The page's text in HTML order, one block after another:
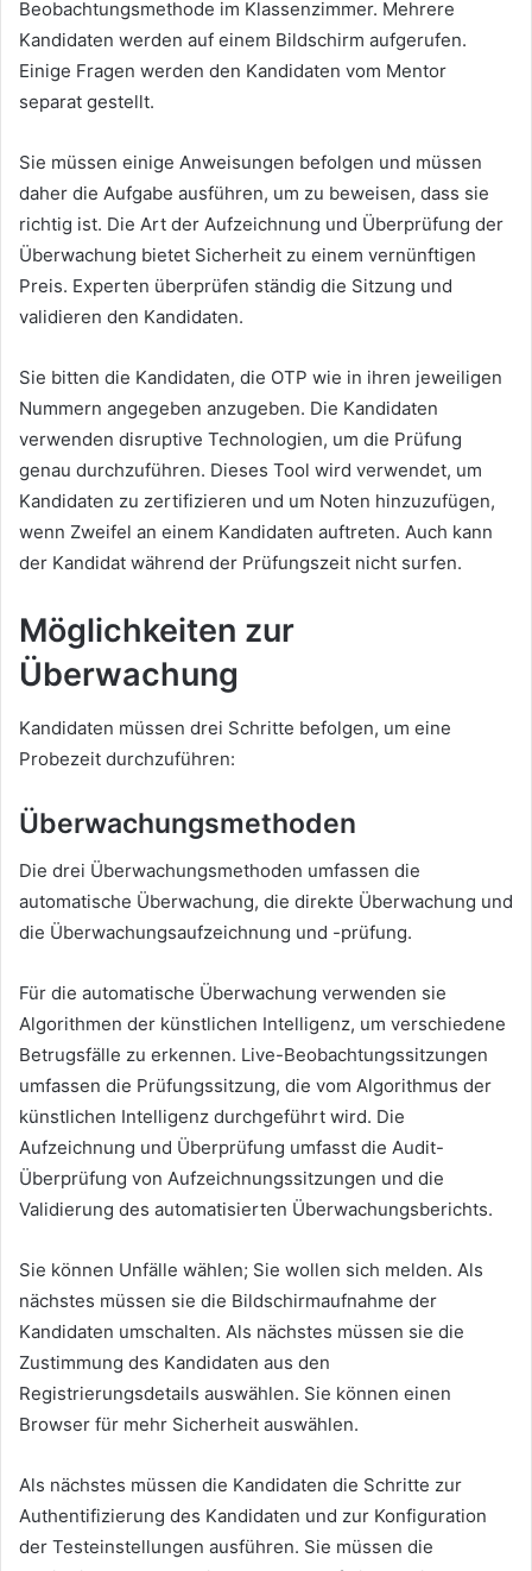
Beobachtungsmethode im Klassenzimmer. Mehrere
Kandidaten werden auf einem Bildschirm aufgerufen.
Einige Fragen werden den Kandidaten vom Mentor
separat gestellt.
Sie müssen einige Anweisungen befolgen und müssen
daher die Aufgabe ausführen, um zu beweisen, dass sie
richtig ist. Die Art der Aufzeichnung und Überprüfung der
Überwachung bietet Sicherheit zu einem vernünftigen
Preis. Experten überprüfen ständig die Sitzung und
validieren den Kandidaten.
Sie bitten die Kandidaten, die OTP wie in ihren jeweiligen
Nummern angegeben anzugeben. Die Kandidaten
verwenden disruptive Technologien, um die Prüfung
genau durchzuführen. Dieses Tool wird verwendet, um
Kandidaten zu zertifizieren und um Noten hinzuzufügen,
wenn Zweifel an einem Kandidaten auftreten. Auch kann
der Kandidat während der Prüfungszeit nicht surfen.
Möglichkeiten zur
Überwachung
Kandidaten müssen drei Schritte befolgen, um eine
Probezeit durchzuführen:
Überwachungsmethoden
Die drei Überwachungsmethoden umfassen die
automatische Überwachung, die direkte Überwachung und
die Überwachungsaufzeichnung und -prüfung.
Für die automatische Überwachung verwenden sie
Algorithmen der künstlichen Intelligenz, um verschiedene
Betrugsfälle zu erkennen. Live-Beobachtungssitzungen
umfassen die Prüfungssitzung, die vom Algorithmus der
künstlichen Intelligenz durchgeführt wird. Die
Aufzeichnung und Überprüfung umfasst die Audit-
Überprüfung von Aufzeichnungssitzungen und die
Validierung des automatisierten Überwachungsberichts.
Sie können Unfälle wählen; Sie wollen sich melden. Als
nächstes müssen sie die Bildschirmaufnahme der
Kandidaten umschalten. Als nächstes müssen sie die
Zustimmung des Kandidaten aus den
Registrierungsdetails auswählen. Sie können einen
Browser für mehr Sicherheit auswählen.
Als nächstes müssen die Kandidaten die Schritte zur
Authentifizierung des Kandidaten und zur Konfiguration
der Testeinstellungen ausführen. Sie müssen die